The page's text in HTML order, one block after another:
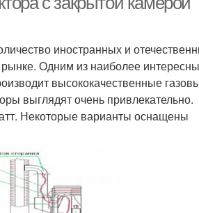
иностранных и
Одним из наиболее
высококачественные
выглядят очень привлекательно.
Некоторые варианты оснащены